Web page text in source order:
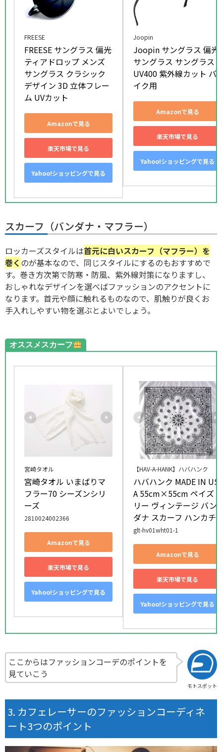
FREESE
FREESE サングラス 偏光
ティアドロップ メンズ
サングラス クラシック
デザイン 3D 立体フレー
ム UVカット
Amazonで見る
楽天市場で見る
Yahoo!ショッピングで見る
Joopin
Joopin サングラス 偏光
サングラス サングラス
UV400 紫外線カット バ
イク用
Amazonで見る
楽天市場で見る
Yahoo!ショッピングで見る
スカーフ（バンダナ・マフラー）
ロッカーズスタイルは首元に白いスカーフ（マフラー）を
巻く のが基本なので、同じスタイルにするのもおすすめで
す。巻き方次第で防寒・防風、紫外線対策になりますし、
おしゃれなデザインを選べばファッションのアクセントに
なります。首元や顔に触れるものなので、肌触りが良くお
手入れしやすい物を選ぶとよいでしょう。
オススメスカーフ
宮崎タオル
宮崎タオル いまばりマ
フラー70 シーズンシリ
ーズ
2810024002366
Amazonで見る
楽天市場で見る
Yahoo!ショッピングで見る
【HAV-A-HANK】ハバハンク
ハバハンク MADE IN US
A 55cm×55cm ペイズ
リー ヴィンテージ バン
ダナ スカーフ ハンカチ
glt-hv01wht01-1
Amazonで見る
楽天市場で見る
Yahoo!ショッピングで見る
モトスポット
ここからはファッションコーデのポイントを
見ていこう
カフェレーサーのファッションコーディネ
ート3つのポイント